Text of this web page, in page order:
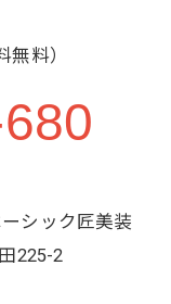
無料）
シック匠美装
225-2